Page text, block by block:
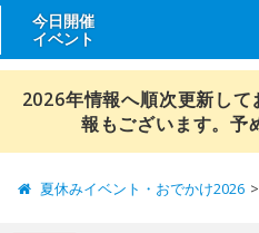
今日開催
イベント
2026年情報へ順次更新し
報もございます。予
夏休みイベント・おでかけ2026